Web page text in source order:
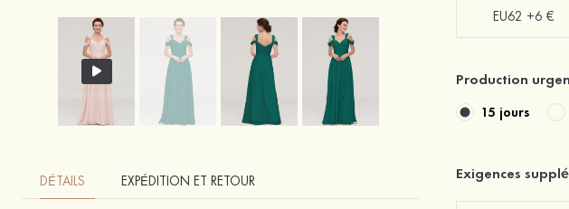
DÉTAILS EXPÉDITION ET RETOUR
EU62 +6 €
Production
15 jours
Exigences